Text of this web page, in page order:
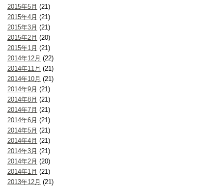
2015年5月 (21)
2015年4月 (21)
2015年3月 (21)
2015年2月 (20)
2015年1月 (21)
2014年12月 (22)
2014年11月 (21)
2014年10月 (21)
2014年9月 (21)
2014年8月 (21)
2014年7月 (21)
2014年6月 (21)
2014年5月 (21)
2014年4月 (21)
2014年3月 (21)
2014年2月 (20)
2014年1月 (21)
2013年12月 (21)